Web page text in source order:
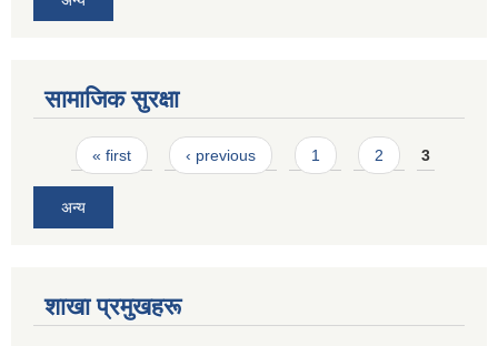
सामाजिक सुरक्षा
Pages
« first ‹ previous 1 2 3
अन्य
शाखा प्रमुखहरू